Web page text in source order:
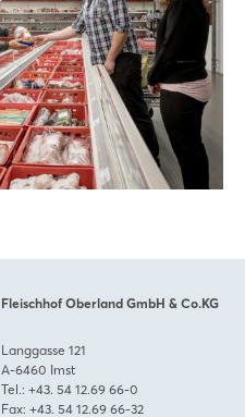
Fleischhof Oberland GmbH & Co.KG
Langgasse 121
A-6460 Imst
Tel.: +43. 54 12.69 66-0
Fax: +43. 54 12.69 66-32